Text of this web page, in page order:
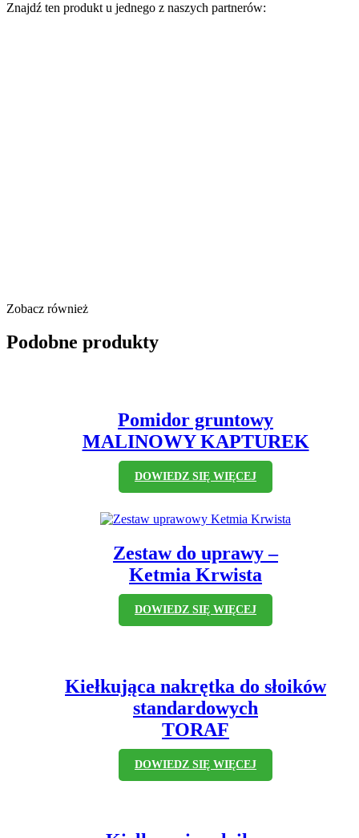
Znajdź ten produkt u jednego z naszych partnerów:
Zobacz również
Podobne produkty
Pomidor gruntowy
MALINOWY KAPTUREK
DOWIEDZ SIĘ WIĘCEJ
Zestaw do uprawy –
Ketmia Krwista
DOWIEDZ SIĘ WIĘCEJ
Kiełkująca nakrętka do słoików
standardowych
TORAF
DOWIEDZ SIĘ WIĘCEJ